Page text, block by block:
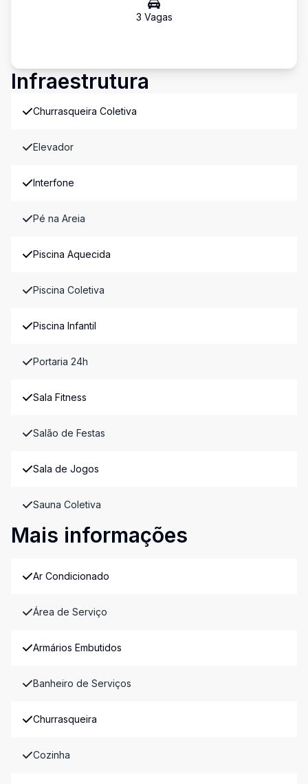
3 Vagas
Infraestrutura
Churrasqueira Coletiva
Elevador
Interfone
Pé na Areia
Piscina Aquecida
Piscina Coletiva
Piscina Infantil
Portaria 24h
Sala Fitness
Salão de Festas
Sala de Jogos
Sauna Coletiva
Mais informações
Ar Condicionado
Área de Serviço
Armários Embutidos
Banheiro de Serviços
Churrasqueira
Cozinha